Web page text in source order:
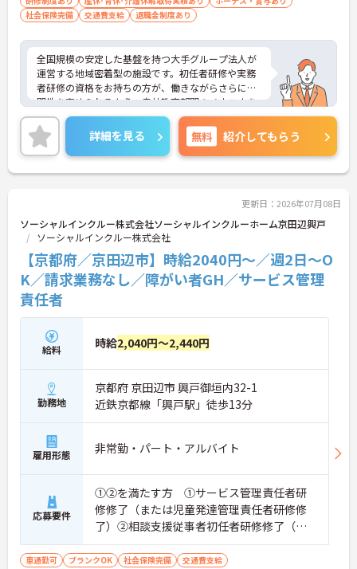
・サービス提供責任者や管理者へと進むルートが確
長が期待できます。
・資格取得支援制度を活用して新たな資格に挑戦で
きるため、働きながらさらに専門性を高めていける
環境です。
【サポート体制の整備により一人に業務が集中しに
くい環境です】
・拠点間での応援や支店による管理体制が機能して
いるため、欠員が生じた際もチーム全体でカバーし
合えます。
られる仕組みがあるため、安心して業務をスタート
できます。
社会保険完備
交通費支給 退職金制度あり
全国規模の安定した基盤を持つ大手グループ法人が
運営する地域密着型の施設です。初任者研修や実務
者研修の資格をお持ちの方が、働きながらさらに専
門性を高められるよう、自社教育部門のノウハウを
活かした資格取得支援制度が充実しています。将来
的に介護福祉士などの上位資格に挑戦し、サービス
提供責任者等へステップアップできる明確なキャリ
アパスが設定されています。小規模多機能型のサー
ビスを提供しており、通い・宿泊・訪問のケアを通
業務の偏りを防ぐためのルール化や拠点間でのサポ
ート体制が確立されており、チーム全体で協力し合
える環境が整っています。また、在籍年数に応じた
手当や子ども手当などが手厚く用意されており、ご
自身のライフステージが変化しても安心して長く働
き続けられる待遇が整っていることも魅力の一つで
す。
★おすすめPOINT★
【自社の資格取得支援制度で上位資格を目指せる環
境です】
制度があるため、働きながら介護福祉士などの上位
資格に挑戦できます。
・初任者研修等からサービス提供責任者へ進むルー
【大手グループの安定した経営基盤のもとで長く働
ける環境です】
・全国規模の展開と強固な財務基盤による安定性が
あるため、長期的な視点でのキャリア形成が期待で
きます。
・産休や育休、介護休暇の取得実績が豊富にあるた
め、ライフステージの変化に合わせて無理なく働き
続けられます。
詳細を見る 無料 紹介してもらう
更新日：2026年07月08日
ソーシャルインクルー株式会社ソーシャルインクルーホーム京田辺興戸
ソーシャルインクルー株式会社
【京都府／京田辺市】時給2040円～／週2日～O
K／請求業務なし／障がい者GH／サービス管理
責任者
給料 時給2,040円～2,440円
勤務地
京都府 京田辺市 興戸御垣内32-1
近鉄京都線「興戸駅」徒歩13分
雇用形態 非常勤・パート・アルバイト
応募要件
①②を満たす方 ①サービス管理責任者研
修修了（または児童発達管理責任者研修修
了）②相談支援従事者初任者研修修了（ま
たは相談支援従事者実務者研修修了）
車通勤可 ブランクOK 社会保険完備 交通費支給